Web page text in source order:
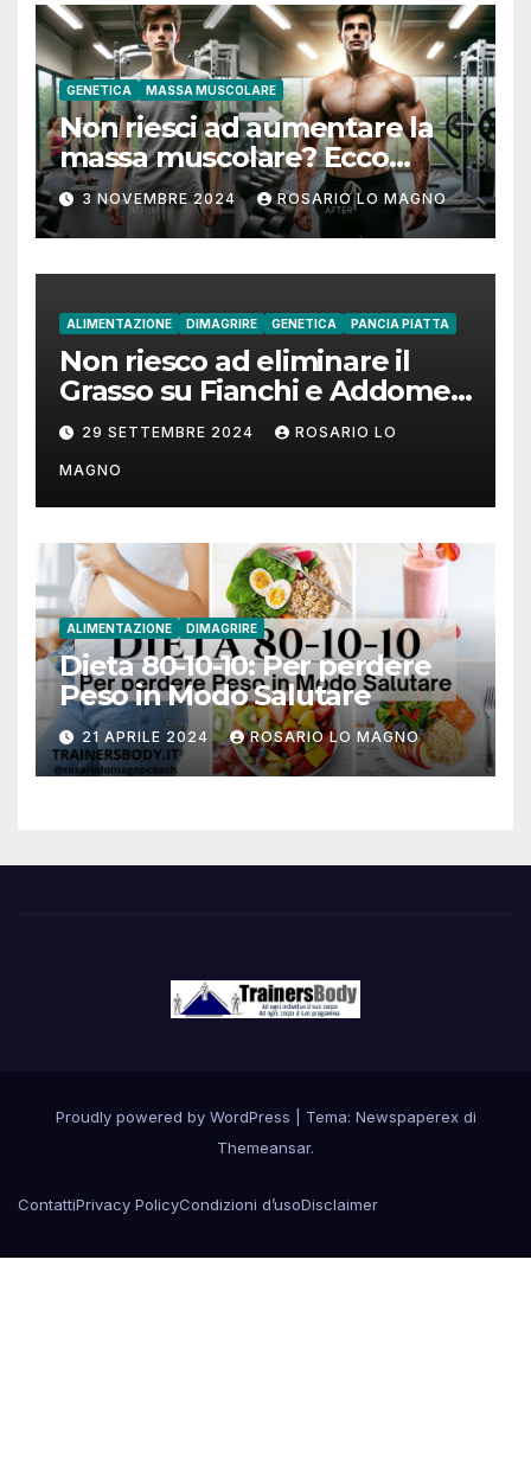
GENETICA MASSA MUSCOLARE
Non riesci ad aumentare la
massa muscolare? Ecco
come fare!
3 NOVEMBRE 2024 ROSARIO LO MAGNO
ALIMENTAZIONE DIMAGRIRE GENETICA PANCIA PIATTA
Non riesco ad eliminare il
Grasso su Fianchi e Addome:
cause e rimedi
29 SETTEMBRE 2024 ROSARIO LO
MAGNO
ALIMENTAZIONE DIMAGRIRE
Dieta 80-10-10: Per perdere
Peso in Modo Salutare
21 APRILE 2024 ROSARIO LO MAGNO
Proudly powered by WordPress
Tema: Newspaperex di
Themeansar.
ContattiPrivacy PolicyCondizioni d’usoDisclaimer